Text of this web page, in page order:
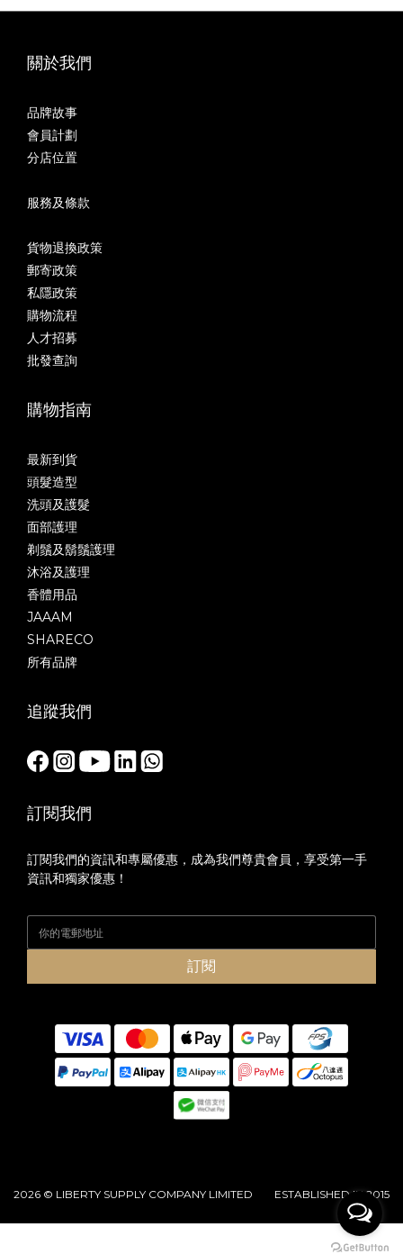
立即購買
關於我們
品牌故事
會員計劃
分店位置
服務及條款
貨物退換政策
郵寄政策
私隱政策
購物流程
人才招募
批發查詢
購物指南
最新到貨
頭髮造型
洗頭及護髮
面部護理
剃鬚及鬍鬚護理
沐浴及護理
香體用品
JAAAM
SHARECO
所有品牌
追蹤我們
訂閱我們
訂閱我們的資訊和專屬優惠，成為我們尊貴會員，享受第一手
資訊和獨家優惠！
訂閱
2026 © LIBERTY SUPPLY COMPANY LIMITED ESTABLISHED IN 2015